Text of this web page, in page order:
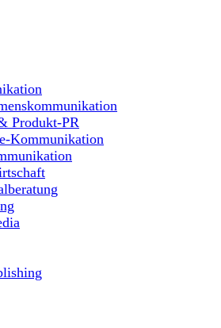
Produkt-PR
Kommunikation